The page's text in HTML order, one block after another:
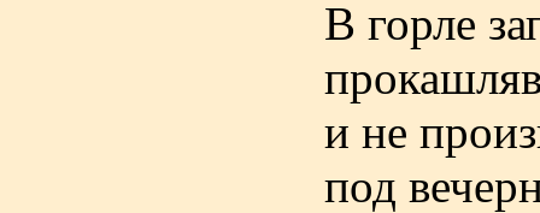
В горле
и не
под